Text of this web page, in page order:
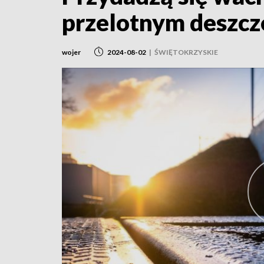
przelotnym
wojer 2024-08-02 | ŚWIĘTOKRZYSKIE